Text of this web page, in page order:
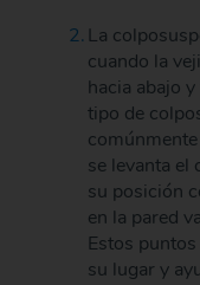
La
cuando la
hacia abajo
tipo de
se levanta el
su posición
en la pared
Estos
su lugar y